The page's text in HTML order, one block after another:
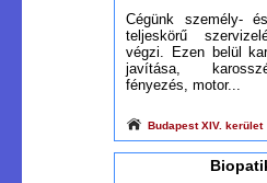
Cégünk személy-
teljeskörű
végzi. Ezen belül
javítása,
fényezés, motor...
Budapest XIV. kerület